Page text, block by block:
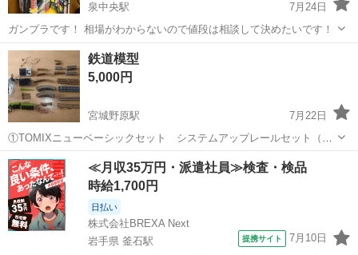
泉中央駅
7月24日
ガンプラです！ 相場がわからないので値段は相談して決めたいです！
宮城 仙台市 泉中央駅
鉄道模型
5,000円
宮城野原駅
7月22日
①TOMIXニューベーシックセット システムアップレールセット（駅
舎なし ホームあり破損あり） ②TOMIXシステム・マスターデラック
ス
宮城 仙台市 宮城野原駅 模型、プラモデル
≪月収35万円・派遣社員≫検査・検品
時給1,700円
日払い
株式会社BREXA Next
岩手県 釜石駅
提携サイト 7月10日